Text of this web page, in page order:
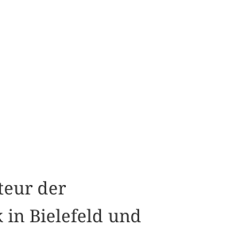
der
in Bielefeld und